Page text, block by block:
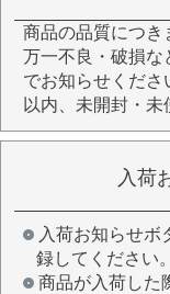
商品の品質につき
万一不良・破損な
でお知らせくださ
以内、未開封・未
入荷
入荷お知らせボ
録してください。
商品が入荷した